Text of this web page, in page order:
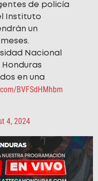
de policía
Instituto
un
Nacional
en una
BVFSdHMhbm
4, 2024